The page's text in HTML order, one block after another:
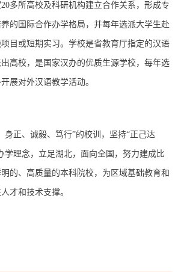
多所高校及科研机构建立合作关系，形成专
的国际合作办学格局，并每年选派大学生赴
目或短期实习。学校是省教育厅指定的汉语
高校，是国家汉办的优质生源学校，每年选
展对外汉语教学活动。
身正、诚毅、笃行”的校训，坚持“正己达
学理念，立足湖北，面向全国，努力建成比
的、高质量的本科院校，为区域基础教育和
才和技术支撑。